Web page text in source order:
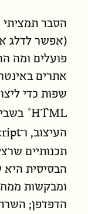
הסבר
(אפשר לדלג
פועלים ומה
אתרים
שפות כדי
HTML
העיצוב, ו־
תכנותיים
הבסיסית
ומבקשות
הדפדפן;